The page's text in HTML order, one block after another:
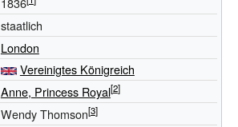
staatlich
London
Vereinigtes Königreich
Anne, Princess Royal
Wendy Thomson